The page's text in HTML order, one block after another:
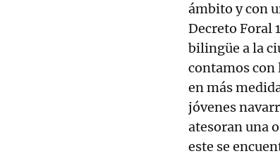
ámbito y con
Decreto Foral
bilingüe a la
contamos con
en más
jóvenes
atesoran una
este se